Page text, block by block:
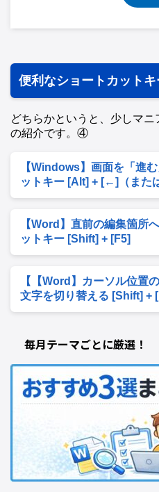
便利なショートカット
どちらかというと、少しマ
の紹介です。④
【Windows】画面を「進
ットキー [Alt] + [←]（また
【Word】直前の編集箇所
ットキー [Shift] + [F5]
【【Word】カーソル位置
文字を切り替える [Shift] +
毎月テーマごとに厳選！